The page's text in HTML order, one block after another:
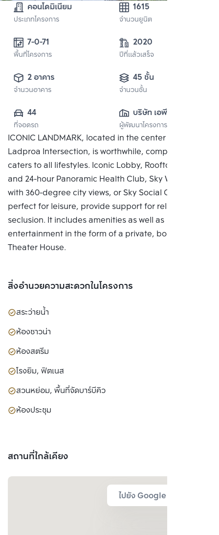
คอนโดมิเนียม
ประเภทโครงการ
1615
จำนวนยูนิต
7-0-71
พื้นที่โครงการ
2020
ปีที่แล้วเสร็จ
2 อาคาร
จำนวนอาคาร
45 ชั้น
จำนวนชั้น
44
ที่จอดรถ
บริษัท เอพี (รัช
โยธิน) จำกัด
ผู้พัฒนาโครงการ
ICONIC LANDMARK, located in the center of the
Ladproa Intersection, is worthwhile, complete, and
caters to all lifestyles. Iconic Lobby, Rooftop Facilities
and 24-hour Panoramic Health Club, Sky Work Space
with 360-degree city views, or Sky Social Club,
perfect for leisure, provide support for relaxing in
seclusion. It includes amenities as well as
entertainment in the form of a private, bookable
Theater House.
สิ่งอำนวยความสะดวกในโครงการ
สระว่ายน้ำ
ห้องซาวน่า
ห้องสตรีม
โรงยิม, ฟิตเนส
สวนหย่อม, พื้นที่จัดบาร์บีคิว
ห้องประชุม
สถานที่ใกล้เคียง
ไปยัง Google Map